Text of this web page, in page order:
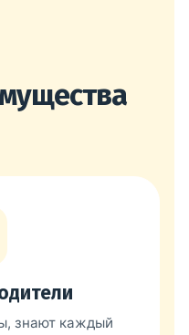
знают каждый